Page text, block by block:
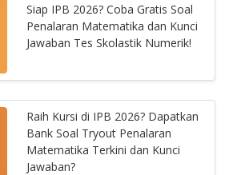
Siap IPB 2026? Coba Gratis Soal
Penalaran Matematika dan Kunci
Jawaban Tes Skolastik Numerik!
Raih Kursi di IPB 2026? Dapatkan
Bank Soal Tryout Penalaran
Matematika Terkini dan Kunci
Jawaban?